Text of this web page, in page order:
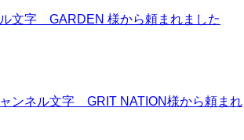
文字 GARDEN 様から頼まれました
ンネル文字 GRIT NATION様から頼まれ